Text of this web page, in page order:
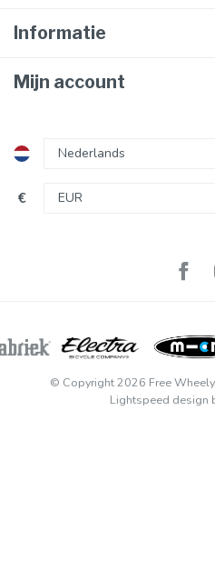
Informatie
Mijn account
€
© Copyright 2026 Free Wheely
Lightspeed design